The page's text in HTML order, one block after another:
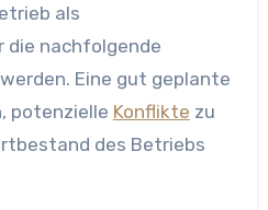
als
die nachfolgende
Eine gut geplante
potenzielle Konflikte zu
des Betriebs